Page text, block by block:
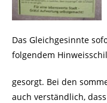
Das Gleichgesinnte
folgendem
gesorgt. Bei den
auch verständlich,